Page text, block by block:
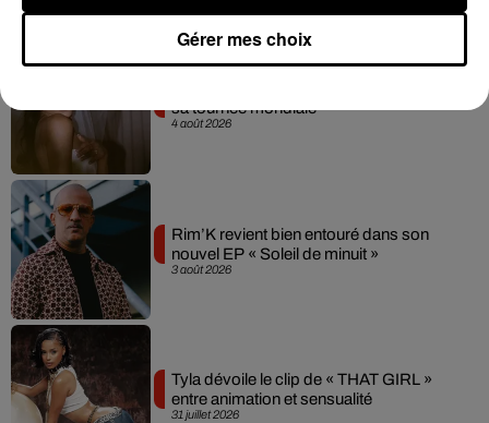
4 août 2026
sa tournée mondiale
3 août 2026
Rim’K revient bien entouré dans son
nouvel EP « Soleil de minuit »
31 juillet 2026
Tyla dévoile le clip de « THAT GIRL »
entre animation et sensualité
Gérer mes choix